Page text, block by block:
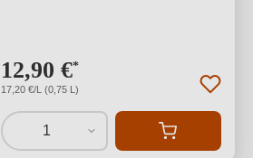
12,90 €*
17,20 €/L (0,75 L)
1